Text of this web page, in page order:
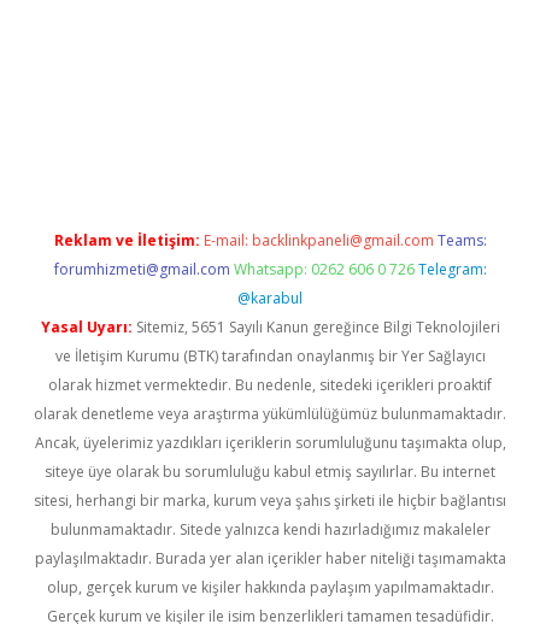
Reklam ve İletişim: E-mail: backlinkpaneli@gmail.com Teams:
forumhizmeti@gmail.com Whatsapp: 0262 606 0 726 Telegram:
@karabul
Yasal Uyarı: Sitemiz, 5651 Sayılı Kanun gereğince Bilgi Teknolojileri
ve İletişim Kurumu (BTK) tarafından onaylanmış bir Yer Sağlayıcı
olarak hizmet vermektedir. Bu nedenle, sitedeki içerikleri proaktif
olarak denetleme veya araştırma yükümlülüğümüz bulunmamaktadır.
Ancak, üyelerimiz yazdıkları içeriklerin sorumluluğunu taşımakta olup,
siteye üye olarak bu sorumluluğu kabul etmiş sayılırlar. Bu internet
sitesi, herhangi bir marka, kurum veya şahıs şirketi ile hiçbir bağlantısı
bulunmamaktadır. Sitede yalnızca kendi hazırladığımız makaleler
paylaşılmaktadır. Burada yer alan içerikler haber niteliği taşımamakta
olup, gerçek kurum ve kişiler hakkında paylaşım yapılmamaktadır.
Gerçek kurum ve kişiler ile isim benzerlikleri tamamen tesadüfidir.